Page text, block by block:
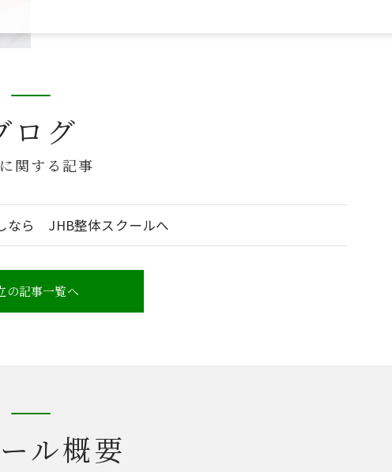
ログ
関する記事
なら JHB整体スクールへ
の記事一覧へ
ル概要